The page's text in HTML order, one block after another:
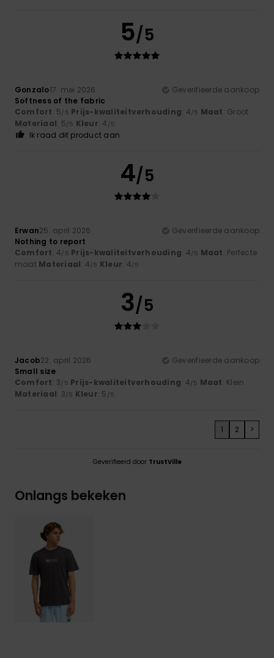
5/5
Gonzalo17. mei 2026
Geverifieerde aankoop
Softness of the fabric
Comfort: 5/5 Prijs-kwaliteitverhouding: 4/5 Maat: Groot
Materiaal: 5/5 Kleur: 4 /5
Ik raad dit product aan
4/5
Erwan25. april 2026
Geverifieerde aankoop
Nothing to report
Comfort: 4/5 Prijs-kwaliteitverhouding: 4/5 Maat: Perfecte
maat Materiaal: 4/5 Kleur: 4/5
3/5
Jacob22. april 2026
Geverifieerde aankoop
Small size
Comfort: 3/5 Prijs-kwaliteitverhouding: 4/5 Maat: Klein
Materiaal: 3/5 Kleur: 5 /5
1 2 >
Geverifieerd door TrustVille
Onlangs bekeken